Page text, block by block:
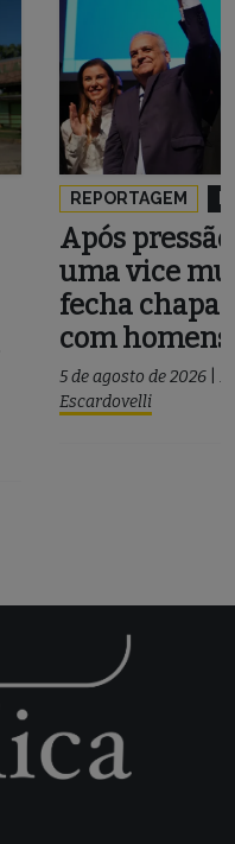
REPORTAGEM
Após
uma vice
fecha chapa
com homens
5 de agosto de 2026
Escardovelli